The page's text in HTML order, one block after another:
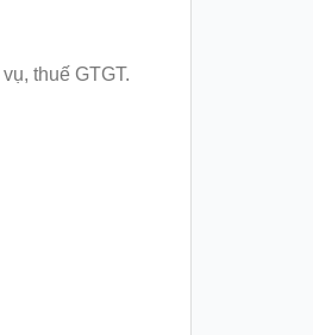
thuế GTGT.